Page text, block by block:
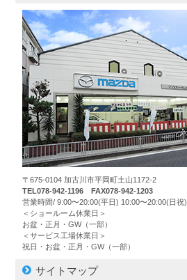
〒675-0104 加古川市平岡町土山1172-2
TEL078-942-1196 FAX078-942-1203
営業時間/ 9:00〜20:00(平日) 10:00〜20:00(日祝)
＜ショールーム休業日＞
お盆・正月・GW（一部）
＜サービス工場休業日＞
祝日・お盆・正月・GW（一部）
サイトマップ